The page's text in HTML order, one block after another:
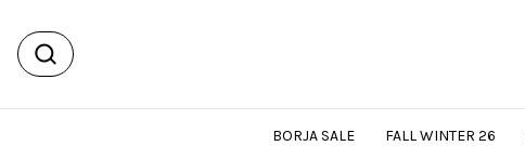
BORJA SALE FALL WINTER 26